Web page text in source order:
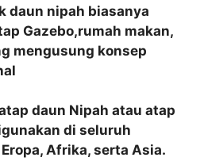
daun nipah biasanya
Gazebo,rumah makan,
mengusung konsep
daun Nipah atau atap
di seluruh
Afrika, serta Asia.